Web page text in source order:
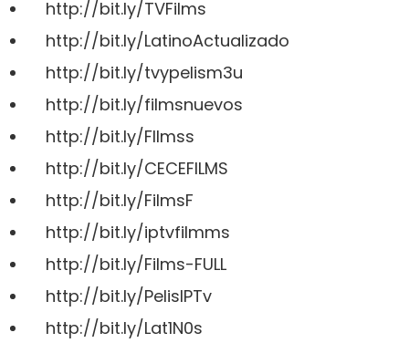
http://bit.ly/TVFilms
http://bit.ly/LatinoActualizado
http://bit.ly/tvypelism3u
http://bit.ly/filmsnuevos
http://bit.ly/FIlmss
http://bit.ly/CECEFILMS
http://bit.ly/FilmsF
http://bit.ly/iptvfilmms
http://bit.ly/Films-FULL
http://bit.ly/PelisIPTv
http://bit.ly/Lat1N0s